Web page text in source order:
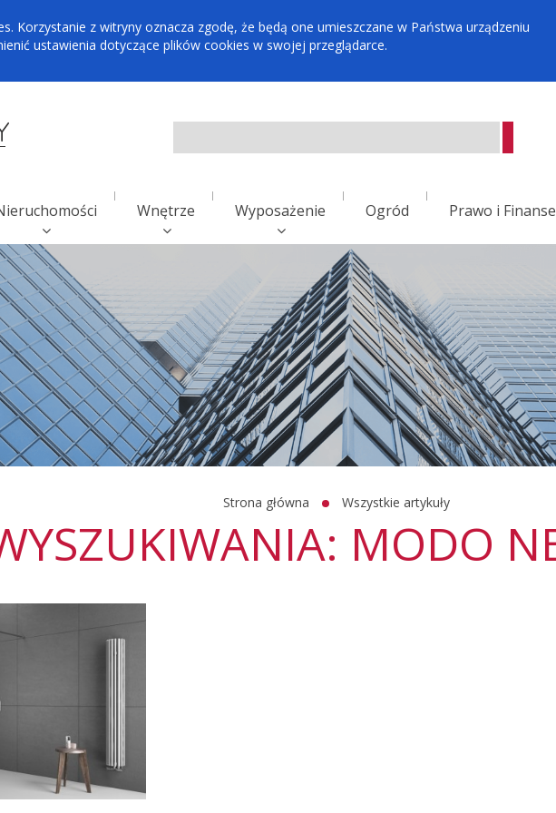
Korzystanie z witryny oznacza zgodę, że będą one umieszczane w Państwa urządzeniu
ustawienia dotyczące plików cookies w swojej przeglądarce.
Wnętrze Wyposażenie Ogród Prawo i Finanse
Strona główna Wszystkie artykuły
MODO